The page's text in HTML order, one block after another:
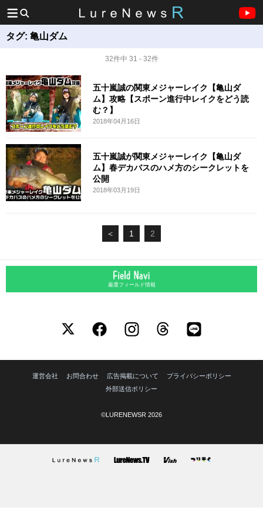
タグ: 亀山ダム
32件中 31 - 32件
五十嵐誠の関東メジャーレイク【亀山ダ
ム】攻略【スポーン進行中レイクをどう読
む？】
2018年04月16日
五十嵐誠が関東メジャーレイク【亀山ダ
ム】春デカバスのハメ方のシークレットを
公開
2018年03月19日
＜ 1 2
厳選フィールド情報
運営会社 お問合わせ 広告掲載について
プライバシーポリシー
外部送信ポリシー
©LURENEWSR 2026